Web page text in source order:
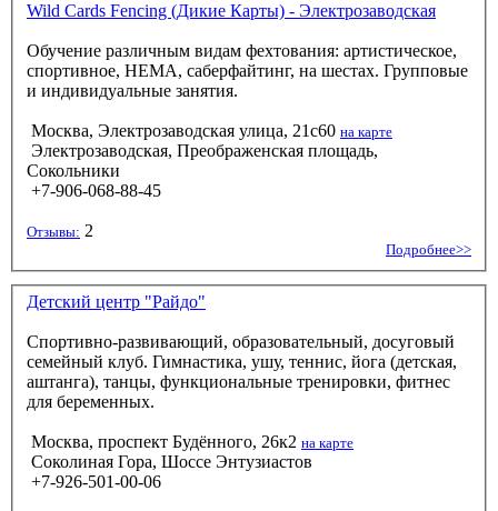
Wild Cards Fencing (Дикие Карты) - Электрозаводская
Обучение различным видам фехтования: артистическое,
спортивное, HEMA, саберфайтинг, на шестах. Групповые
и индивидуальные занятия.
Москва, Электрозаводская улица, 21с60 на карте
Электрозаводская, Преображенская площадь,
Сокольники
+7-906-068-88-45
Отзывы: 2
Подробнее>>
Детский центр "Райдо"
Спортивно-развивающий, образовательный, досуговый
семейный клуб. Гимнастика, ушу, теннис, йога (детская,
аштанга), танцы, функциональные тренировки, фитнес
для беременных.
Москва, проспект Будённого, 26к2 на карте
Соколиная Гора, Шоссе Энтузиастов
+7-926-501-00-06